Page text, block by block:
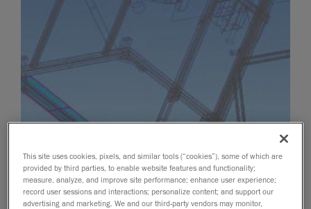
This site uses cookies, pixels, and similar tools (“cookies”), some of which are
provided by third parties, to enable website features and functionality;
measure, analyze, and improve site performance; enhance user experience;
record user sessions and interactions; personalize content; and support our
advertising and marketing. We and our third-party vendors may monitor,